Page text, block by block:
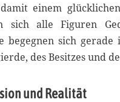
einem
sich alle Figuren
begegnen sich
des Besitzes und
und Realität